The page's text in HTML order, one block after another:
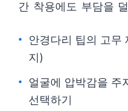
간 착용에도 부담을
안경다리 팁의 고무
지)
얼굴에 압박감을 주
선택하기